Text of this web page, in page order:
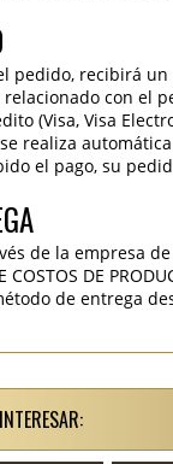
pedido, recibirá
con el
(Visa, Visa
realiza
el pago, su
de la empresa
DE
de entrega